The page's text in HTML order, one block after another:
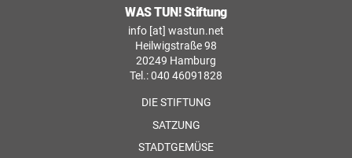
WAS TUN! Stiftung
info [at] wastun.net
Heilwigstraße 98
20249 Hamburg
Tel.: 040 46091828
DIE STIFTUNG
SATZUNG
STADTGEMÜSE